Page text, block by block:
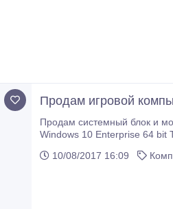
Продам игровой
Продам системный блок и монитор. Proc Intel core i 3 2100, 3.1Ghz Video Asus GeForce GTX 950 2Gb
10/08/2017 16:09